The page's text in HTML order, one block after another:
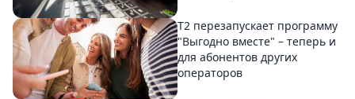
Т2 перезапускает программу
"Выгодно вместе" – теперь и
для абонентов других
операторов